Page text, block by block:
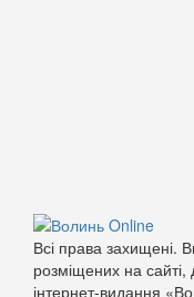
Всі права захищені.
розміщених на
інтернет-видання